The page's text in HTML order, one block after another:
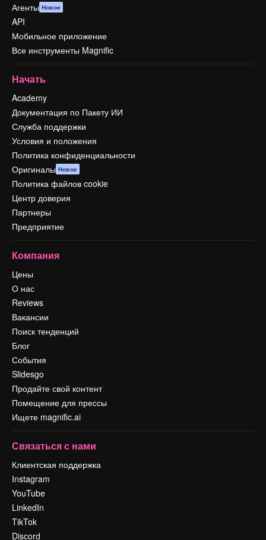
Агенты Новое
API
Мобильное приложение
Все инструменты Magnific
Начать
Academy
Документация по Пакету ИИ
Служба поддержки
Условия и положения
Политика конфиденциальности
Оригиналы Новое
Политика файлов cookie
Центр доверия
Партнеры
Предприятие
Компания
Цены
О нас
Reviews
Вакансии
Поиск тенденций
Блог
События
Slidesgo
Продайте свой контент
Помещение для прессы
Ищете magnific.ai
Связаться с нами
Клиентская поддержка
Instagram
YouTube
LinkedIn
TikTok
Discord